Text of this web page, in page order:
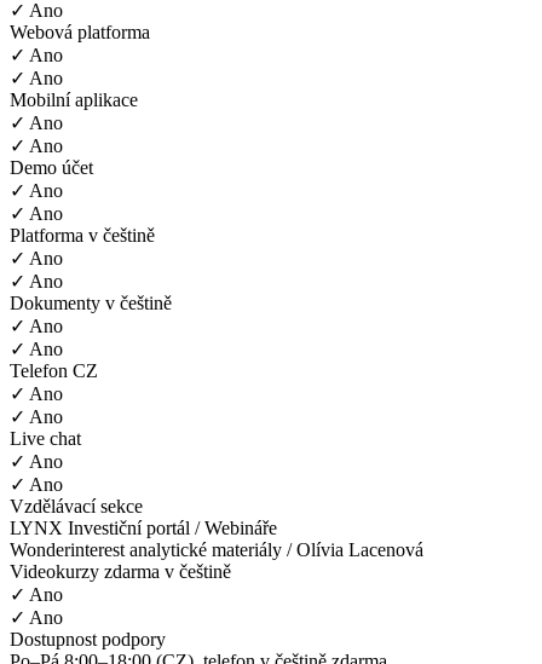
✓ Ano
Webová platforma
✓ Ano
✓ Ano
Mobilní aplikace
✓ Ano
✓ Ano
Demo účet
✓ Ano
✓ Ano
Platforma v češtině
✓ Ano
✓ Ano
Dokumenty v češtině
✓ Ano
✓ Ano
Telefon CZ
✓ Ano
✓ Ano
Live chat
✓ Ano
✓ Ano
Vzdělávací sekce
LYNX Investiční portál / Webináře
Wonderinterest analytické materiály / Olívia Lacenová
Videokurzy zdarma v češtině
✓ Ano
✓ Ano
Dostupnost podpory